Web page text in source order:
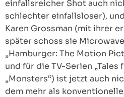
einfallsreicher Shot auch
schlechter einfallsloser),
Karen Grossman (mit ihrer
später schoss sie
„Hamburger: The Motion
und für die TV-Serien „Tales
„Monsters“) ist jetzt auch
dem mehr als